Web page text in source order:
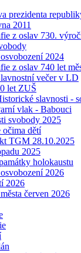
prezidenta
2011
z oslav 730.
2024
z oslav 740 let
večer v LD
let ZUŠ
slavnosti -
vlak - Babouci
svobody 2025
dětí
TGM 28.10.2025
2025
holokaustu
2026
2026
červen 2026